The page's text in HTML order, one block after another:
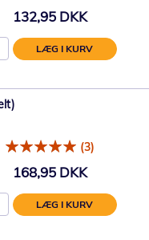
132,95 DKK
LÆG I KURV
(3)
168,95 DKK
LÆG I KURV